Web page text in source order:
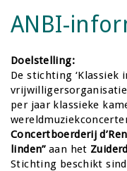
ANBI-
Doelstelling:
De stichting ‘Klassiek
vrijwilligersorganisatie
per jaar klassieke
Concertboerderij
linden”aan het
Stichting beschikt